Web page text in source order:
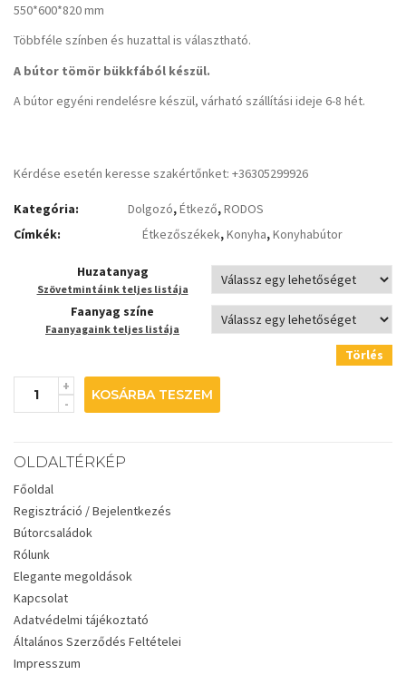
550*600*820 mm
Többféle színben és huzattal is választható.
A bútor tömör bükkfából készül.
A bútor egyéni rendelésre készül, várható szállítási ideje 6-8 hét.
Kérdése esetén keresse szakértőnket: +36305299926
Kategória: Dolgozó,Étkező,RODOS
Címkék:
Étkezőszékek,Konyha,Konyhabútor
Huzatanyag
Szövetmintáink teljes listája
Faanyag színe
Faanyagaink teljes listája
Törlés
KOSÁRBA TESZEM
OLDALTÉRKÉP
Főoldal
Regisztráció / Bejelentkezés
Bútorcsaládok
Rólunk
Elegante megoldások
Kapcsolat
Adatvédelmi tájékoztató
Általános Szerződés Feltételei
Impresszum